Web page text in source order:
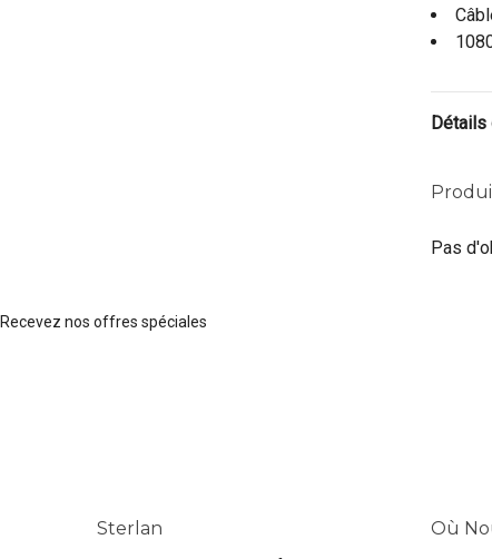
Détails
Pas
Recevez nos offres spéciales
Sterlan
Où